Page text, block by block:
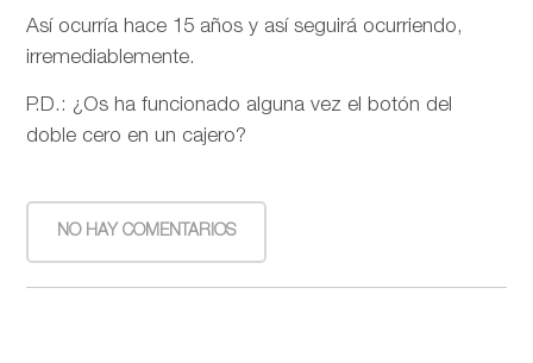
Así ocurría hace 15 años y así seguirá ocurriendo,
irremediablemente.
P.D.: ¿Os ha funcionado alguna vez el botón del
doble cero en un cajero?
NO HAY COMENTARIOS